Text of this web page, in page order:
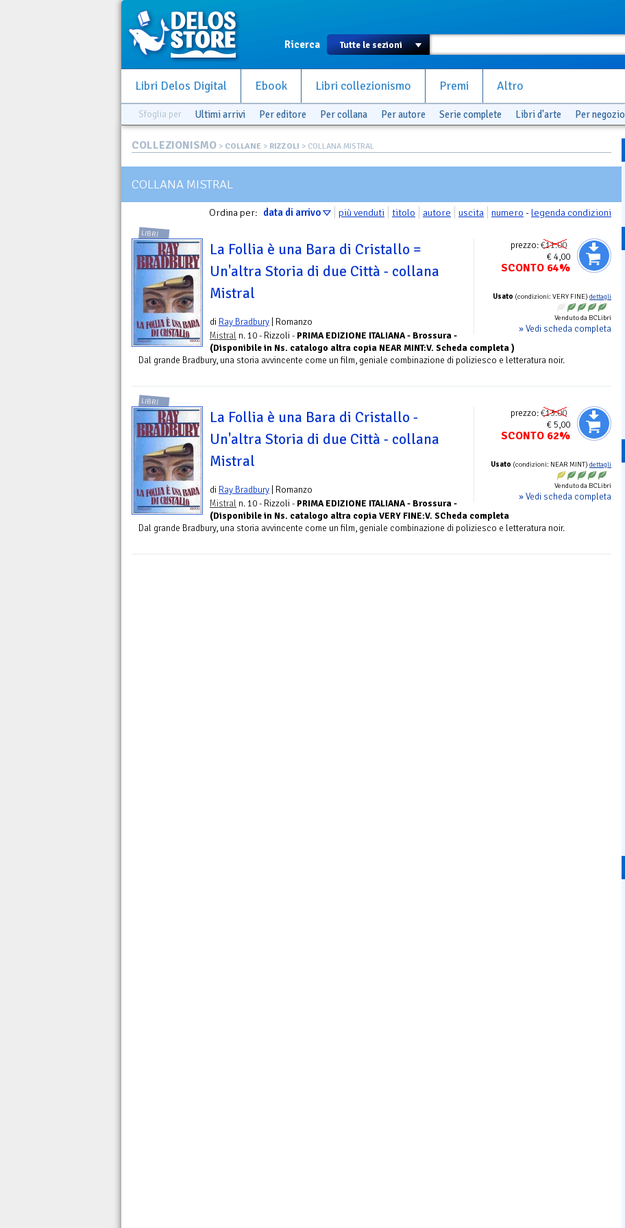
Ricerca
Libri Delos Digital Ebook Libri collezionismo Premi Altro
Sfoglia per Ultimi arrivi Per editore Per collana Per autore Serie complete Libri d'arte Per negozio
COLLEZIONISMO > COLLANE > RIZZOLI > COLLANA MISTRAL
COLLANA MISTRAL
Ordina per: data di arrivo più venduti titolo autore uscita numero -legenda condizioni
prezzo:€11.00
€ 4,00
SCONTO 64%
Usato (condizioni: VERY FINE) dettagli
Venduto da BCLibri
» Vedi scheda completa
LIBRI
La Follia è una Bara di Cristallo =
Un'altra Storia di due Città - collana
Mistral
di Ray Bradbury | Romanzo
Mistral n. 10 - Rizzoli - PRIMA EDIZIONE ITALIANA - Brossura -
(Disponibile in Ns. catalogo altra copia NEAR MINT:V. Scheda completa )
Dal grande Bradbury, una storia avvincente come un film, geniale combinazione di poliziesco e letteratura noir.
prezzo:€13.00
€ 5,00
SCONTO 62%
Usato (condizioni: NEAR MINT) dettagli
Venduto da BCLibri
» Vedi scheda completa
LIBRI
La Follia è una Bara di Cristallo -
Un'altra Storia di due Città - collana
Mistral
di Ray Bradbury | Romanzo
Mistral n. 10 - Rizzoli - PRIMA EDIZIONE ITALIANA - Brossura -
(Disponibile in Ns. catalogo altra copia VERY FINE:V. SCheda completa
Dal grande Bradbury, una storia avvincente come un film, geniale combinazione di poliziesco e letteratura noir.